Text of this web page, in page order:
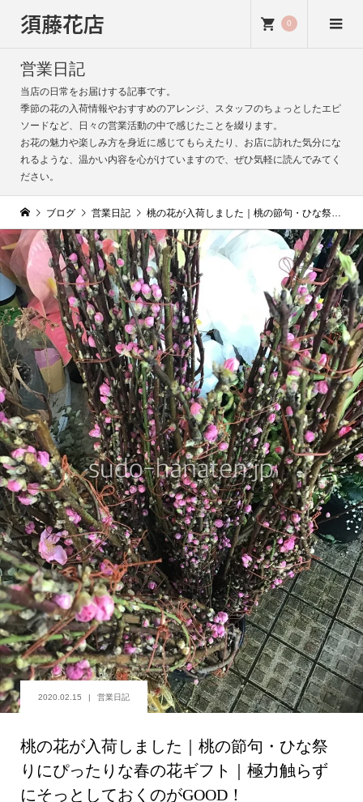
須藤花店 0
営業日記
当店の日常をお届けする記事です。
季節の花の入荷情報やおすすめのアレンジ、スタッフのちょっとしたエピ
ソードなど、日々の営業活動の中で感じたことを綴ります。
お花の魅力や楽しみ方を身近に感じてもらえたり、お店に訪れた気分にな
れるような、温かい内容を心がけていますので、ぜひ気軽に読んでみてく
ださい。
ブログ 営業日記 桃の花が入荷しました｜桃の節句・ひな祭りにぴったりな春の花ギフト｜極力触らずにそっとしておくのがGOOD！
2020.02.15 営業日記
桃の花が入荷しました｜桃の節句・ひな祭
りにぴったりな春の花ギフト｜極力触らず
にそっとしておくのがGOOD！